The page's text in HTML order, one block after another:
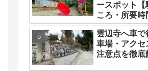
ースポット
ころ・所要時
雲辺寺へ車
車場・アクセ
注意点を徹底